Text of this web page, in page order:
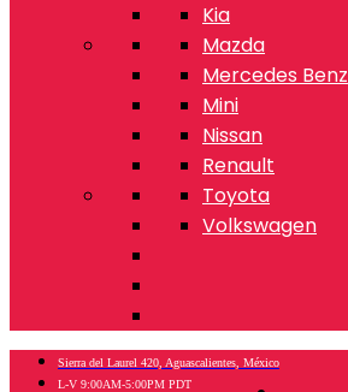
Kia
Mazda
Mercedes Benz
Mini
Nissan
Renault
Toyota
Volkswagen
Sierra del Laurel 420, Aguascalientes, México
L-V 9:00AM-5:00PM PDT